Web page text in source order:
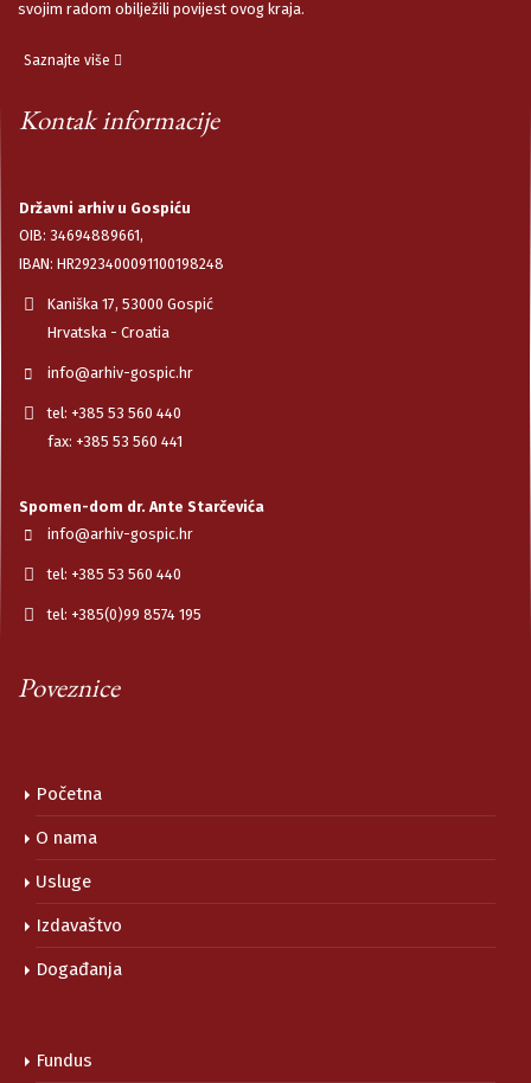
svojim radom obilježili povijest ovog kraja.
Saznajte više
Kontak informacije
Državni arhiv u Gospiću
OIB: 34694889661,
IBAN: HR2923400091100198248
Kaniška 17, 53000 Gospić
Hrvatska - Croatia
info@arhiv-gospic.hr
tel: +385 53 560 440
fax: +385 53 560 441
Spomen-dom dr. Ante Starčevića
info@arhiv-gospic.hr
tel: +385 53 560 440
tel: +385(0)99 8574 195
Poveznice
Početna
O nama
Usluge
Izdavaštvo
Događanja
Fundus